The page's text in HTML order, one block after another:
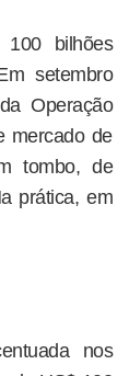
bilhões
setembro
Operação
mercado de
tombo, de
prática, em
nos